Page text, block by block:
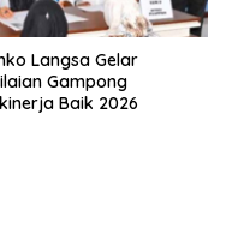
Langsa Gelar
Gampong
Baik 2026